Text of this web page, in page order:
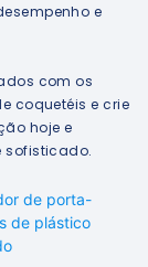
e
com os
coquetéis e crie
hoje e
sofisticado.